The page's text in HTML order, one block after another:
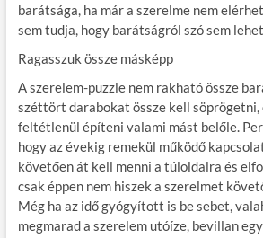
barátsága, ha már a szerelme nem
sem tudja, hogy barátságról szó sem
Ragasszuk össze másképp
A szerelem-puzzle nem rakható össze
széttört darabokat össze kell söprögetni,
feltétlenül építeni valami mást belőle.
hogy az évekig remekül működő
követően át kell menni a túloldalra és
csak éppen nem hiszek a szerelmet
Még ha az idő gyógyított is be sebet,
megmarad a szerelem utóíze, bevillan